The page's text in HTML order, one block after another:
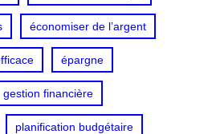
économiser de l’argent
épargne
gestion financière
planification budgétaire